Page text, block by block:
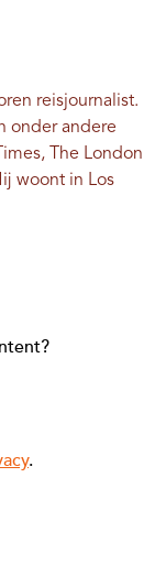
reisjournalist.
onder andere
The London
woont in Los